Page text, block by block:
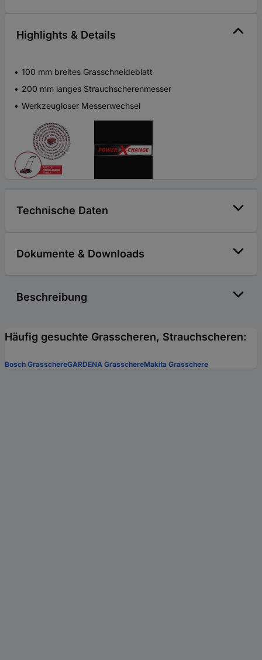
Highlights & Details
100 mm breites Grasschneideblatt
200 mm langes Strauchscherenmesser
Werkzeugloser Messerwechsel
Technische Daten
Dokumente & Downloads
Beschreibung
Häufig gesuchte Grasscheren, Strauchscheren:
Bosch GrasschereGARDENA GrasschereMakita Grasschere